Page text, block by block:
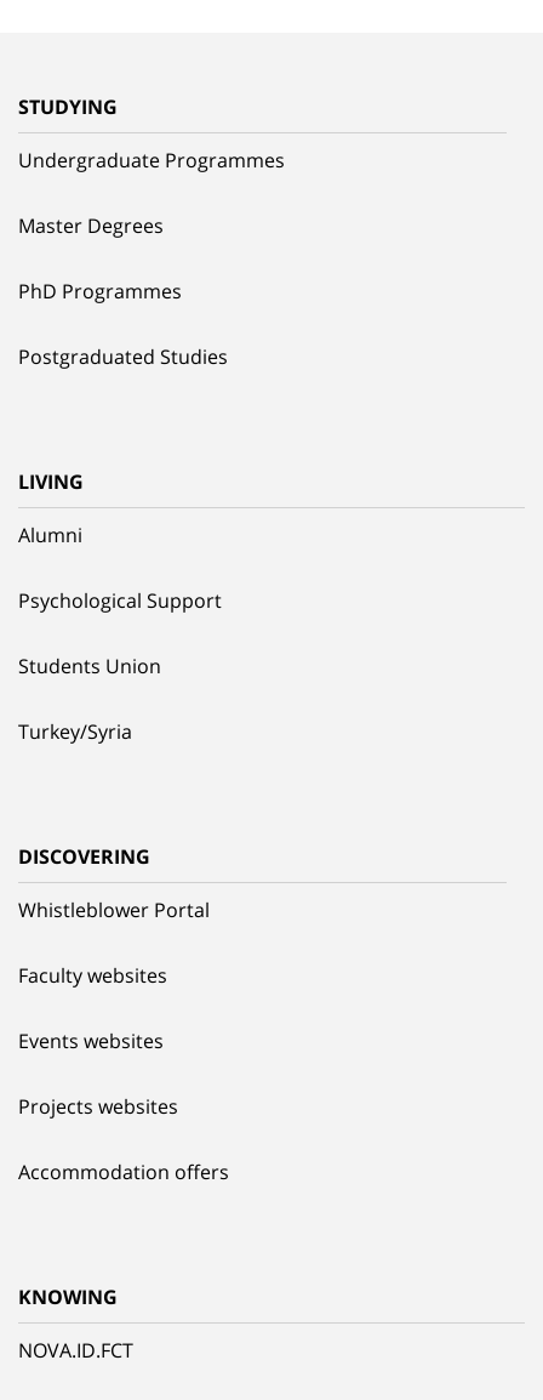
STUDYING
Undergraduate Programmes
Master Degrees
PhD Programmes
Postgraduated Studies
LIVING
Alumni
Psychological Support
Students Union
Turkey/Syria
DISCOVERING
Whistleblower Portal
Faculty websites
Events websites
Projects websites
Accommodation offers
KNOWING
NOVA.ID.FCT